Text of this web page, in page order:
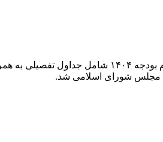
ارتباط فردا: دو ­روز پس از ابلاغ بخش اول قانون بودجه ۱۴۰۴ توسط رئیس مجلس شورای اسلامی، امروز –